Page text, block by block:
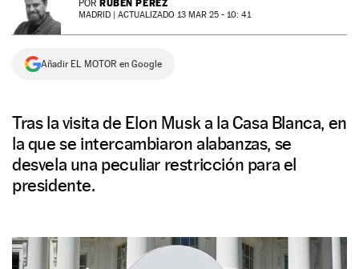
NEWSLETTER
SÍGUENOS
POR RUBÉN PÉREZ
MADRID | ACTUALIZADO 13 MAR 25 - 10: 41
Añadir EL MOTOR en Google
Tras la visita de Elon Musk a la Casa Blanca, en
la que se intercambiaron alabanzas, se
desvela una peculiar restricción para el
presidente.